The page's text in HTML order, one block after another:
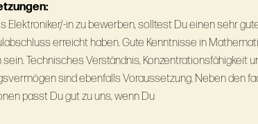
Elektroniker/-in zu bewerben, solltest Du einen sehr
erreicht haben. Gute Kenntnisse in
Technisches Verständnis, Konzentrationsfähigkeit
sind ebenfalls Voraussetzung. Neben den
passt Du gut zu uns, wenn Du